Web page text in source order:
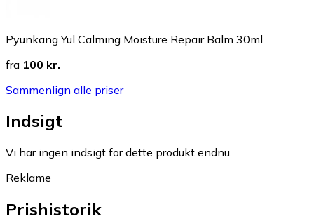
Pyunkang Yul Calming Moisture Repair Balm 30ml
fra 100 kr.
Sammenlign alle priser
Indsigt
Vi har ingen indsigt for dette produkt endnu.
Reklame
Prishistorik